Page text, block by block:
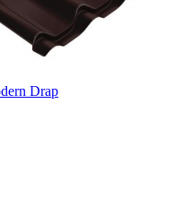
Drap